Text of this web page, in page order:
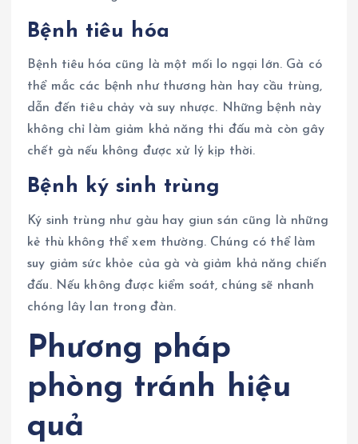
Bệnh tiêu hóa
Bệnh tiêu hóa cũng là một mối lo ngại lớn. Gà có
thể mắc các bệnh như thương hàn hay cầu trùng,
dẫn đến tiêu chảy và suy nhược. Những bệnh này
không chỉ làm giảm khả năng thi đấu mà còn gây
chết gà nếu không được xử lý kịp thời.
Bệnh ký sinh trùng
Ký sinh trùng như gàu hay giun sán cũng là những
kẻ thù không thể xem thường. Chúng có thể làm
suy giảm sức khỏe của gà và giảm khả năng chiến
đấu. Nếu không được kiểm soát, chúng sẽ nhanh
chóng lây lan trong đàn.
Phương pháp
phòng tránh hiệu
quả